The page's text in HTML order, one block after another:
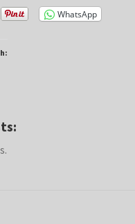
WhatsApp